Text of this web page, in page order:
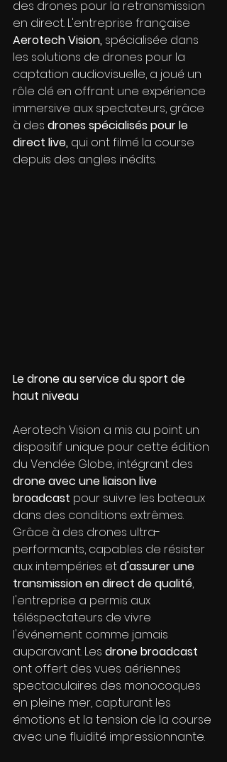
des drones pour la retransmission
en direct. L'entreprise française
Aerotech Vision, spécialisée dans
les solutions de drones pour la
captation audiovisuelle, a joué un
rôle clé en offrant une expérience
immersive aux spectateurs, grâce
à des drones spécialisés pour le
direct live, qui ont filmé la course
depuis des angles inédits.
Le drone au service du sport de
haut niveau
Aerotech Vision a mis au point un
dispositif unique pour cette édition
du Vendée Globe, intégrant des
drone avec une liaison live
broadcast pour suivre les bateaux
dans des conditions extrêmes.
Grâce à des drones ultra-
performants, capables de résister
aux intempéries et d'assurer une
transmission en direct de qualité,
l'entreprise a permis aux
téléspectateurs de vivre
l'événement comme jamais
auparavant. Les drone broadcast
ont offert des vues aériennes
spectaculaires des monocoques
en pleine mer, capturant les
émotions et la tension de la course
avec une fluidité impressionnante.